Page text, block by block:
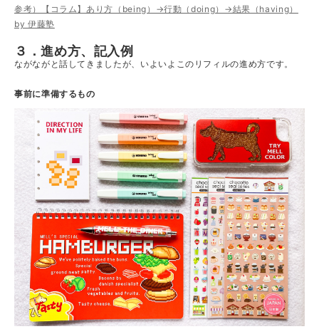
参考）【コラム】あり方（being）→行動（doing）→結果（having）
by 伊藤塾
３．進め方、記入例
ながながと話してきましたが、いよいよこのリフィルの進め方です。
事前に準備するもの